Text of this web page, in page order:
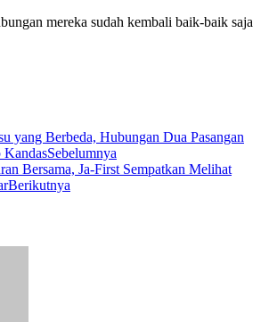
mereka sudah kembali baik-baik saja
yang Berbeda, Hubungan Dua Pasangan
KandasSebelumnya
Bersama, Ja-First Sempatkan Melihat
Berikutnya